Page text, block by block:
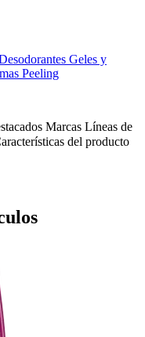
Geles y
Peeling
Marcas Líneas de
del producto